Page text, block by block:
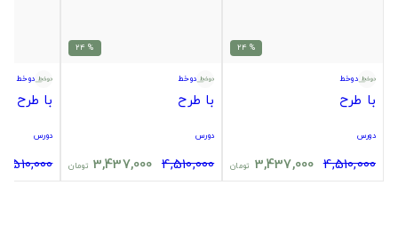
% 24
دوخط
با طرح
دورس
4,510,000
3,437,000 تومان
% 24
دوخط
با طرح
دورس
4,510,000
3,437,000 تومان
دوخط
با طرح
دورس
4,510,000